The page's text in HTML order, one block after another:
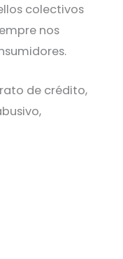
colectivos
nos
de crédito,